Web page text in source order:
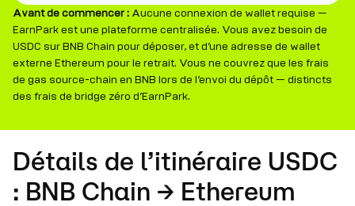
Avant de commencer : Aucune connexion de wallet requise —
EarnPark est une plateforme centralisée. Vous avez besoin de
USDC sur BNB Chain pour déposer, et d’une adresse de wallet
externe Ethereum pour le retrait. Vous ne couvrez que les frais
de gas source-chain en BNB lors de l’envoi du dépôt — distincts
des frais de bridge zéro d’EarnPark.
Détails de l’itinéraire USDC
: BNB Chain → Ethereum